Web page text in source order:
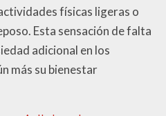
físicas ligeras o
Esta sensación de falta
adicional en los
más su bienestar